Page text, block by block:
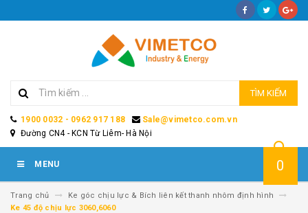
TÌM KIẾM
1900 0032 - 0962 917 188
Sale@vimetco.com.vn
Đường CN4 - KCN Từ Liêm- Hà Nội
MENU 0
Trang chủ
Ke góc chịu lực & Bích liên kết thanh nhôm định hình
Ke 45 độ chịu lực 3060,6060